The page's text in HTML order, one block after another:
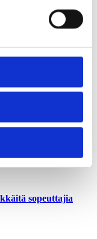
– sadan miljoonan
sopeuttajia